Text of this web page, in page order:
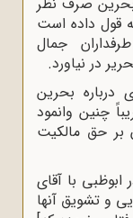
قول داده است
جمال
در نیاورد.
بحرین
چنین وانمود
حق مالکیت
با آقای
و تشویق آنها